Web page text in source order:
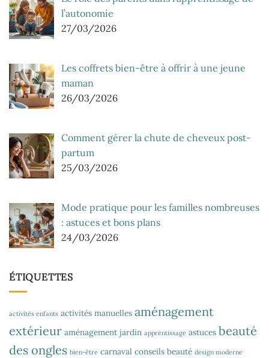
l’autonomie
27/03/2026
Les coffrets bien-être à offrir à une jeune
maman
26/03/2026
Comment gérer la chute de cheveux post-
partum
25/03/2026
Mode pratique pour les familles nombreuses
: astuces et bons plans
24/03/2026
ÉTIQUETTES
activités enfants activités manuelles aménagement
extérieur aménagement jardin apprentissage astuces beauté
des ongles bien-être carnaval conseils beauté design moderne